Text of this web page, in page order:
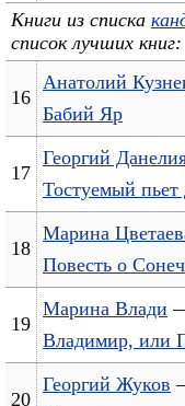
Книги из списка
список лучших книг:
16
Анатолий
Бабий Яр
17
Георгий
Тостуемый пьет
18
Марина
Повесть о
19
Марина Влади
Владимир, или
20
Георгий Жуков